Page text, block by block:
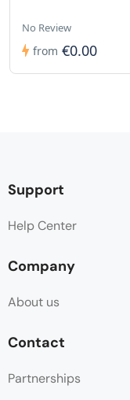
No Review
from €0.00
Support
Help Center
Company
About us
Contact
Partnerships